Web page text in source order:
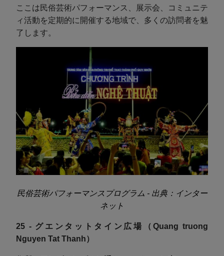
ここは民俗芸術パフォーマンス、展示会、コミュニテ
ィ活動を定期的に開催する地域で、多くの訪問者を魅
了します。
民俗芸術パフォーマンスプログラム - 出典：インター
ネット
25 - グエンタットタイン広場（Quang truong
Nguyen Tat Thanh）